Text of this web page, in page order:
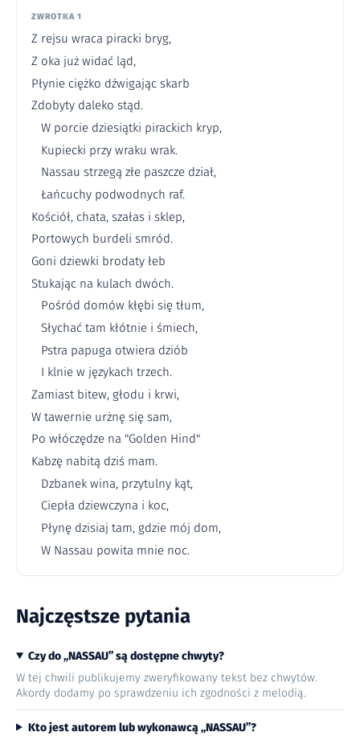
ZWROTKA 1
Z rejsu wraca piracki bryg,
Z oka już widać ląd,
Płynie ciężko dźwigając skarb
Zdobyty daleko stąd.
W porcie dziesiątki pirackich kryp,
Kupiecki przy wraku wrak.
Nassau strzegą złe paszcze dział,
Łańcuchy podwodnych raf.
Kościół, chata, szałas i sklep,
Portowych burdeli smród.
Goni dziewki brodaty łeb
Stukając na kulach dwóch.
Pośród domów kłębi się tłum,
Słychać tam kłótnie i śmiech,
Pstra papuga otwiera dziób
I klnie w językach trzech.
Zamiast bitew, głodu i krwi,
W tawernie urżnę się sam,
Po włóczędze na "Golden Hind"
Kabzę nabitą dziś mam.
Dzbanek wina, przytulny kąt,
Ciepła dziewczyna i koc,
Płynę dzisiaj tam, gdzie mój dom,
W Nassau powita mnie noc.
Najczęstsze pytania
Czy do „NASSAU” są dostępne chwyty?
W tej chwili publikujemy zweryfikowany tekst bez chwytów.
Akordy dodamy po sprawdzeniu ich zgodności z melodią.
Kto jest autorem lub wykonawcą „NASSAU”?